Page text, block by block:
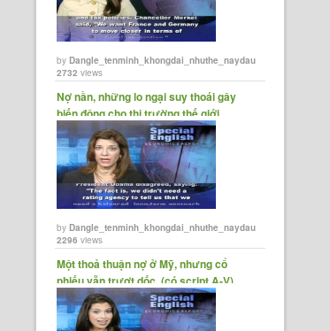
byDangle_tenminh_khongdai_nhuthe_naydau
2732 views
Nợ nần, những lo ngại suy thoái gây
biến động cho thị trường thế giới.
(có......
byDangle_tenminh_khongdai_nhuthe_naydau
2296 views
Một thoả thuận nợ ở Mỹ, nhưng cổ
phiếu vẫn trượt dốc. (có script A-V)